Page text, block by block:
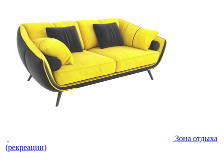
Зона отдыха
(рекреации)